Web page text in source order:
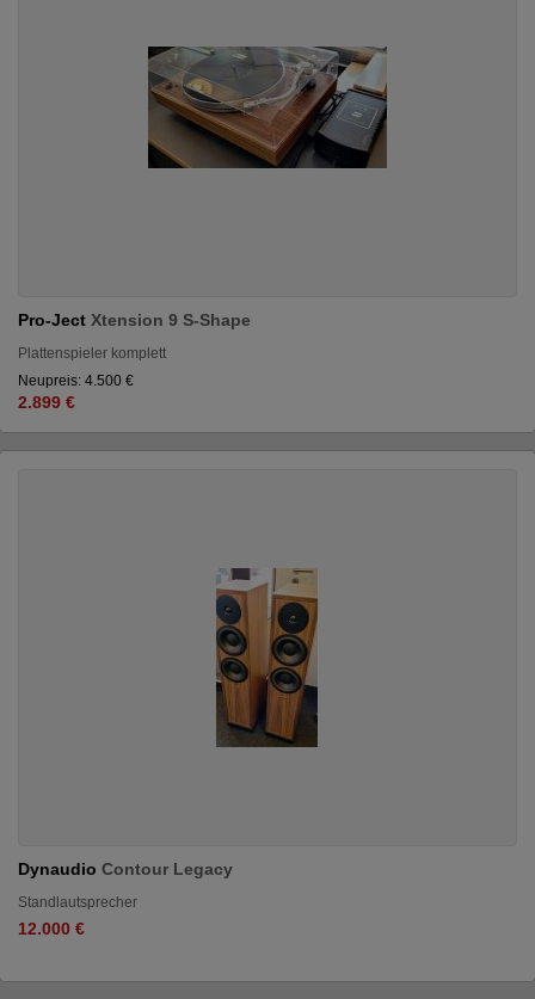
Pro-Ject Xtension 9 S-Shape
Plattenspieler komplett
Neupreis: 4.500 €
2.899 €
Dynaudio Contour Legacy
Standlautsprecher
12.000 €